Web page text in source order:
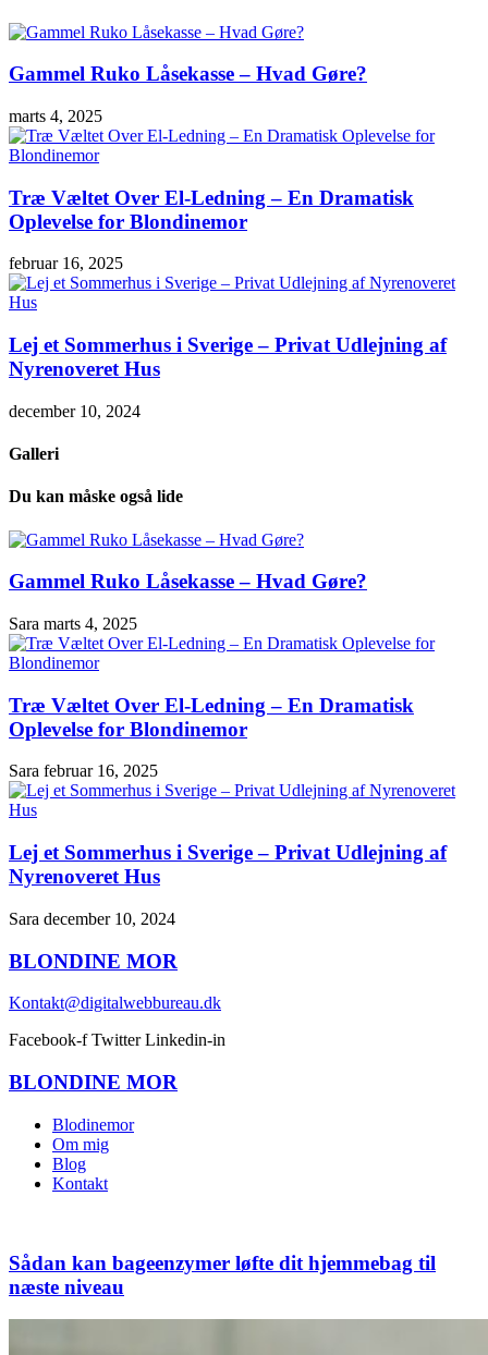
Gammel Ruko Låsekasse – Hvad Gøre?
marts 4, 2025
Træ Væltet Over El-Ledning – En Dramatisk
Oplevelse for Blondinemor
februar 16, 2025
Lej et Sommerhus i Sverige – Privat Udlejning af
Nyrenoveret Hus
december 10, 2024
Galleri
Du kan måske også lide
Gammel Ruko Låsekasse – Hvad Gøre?
Sara marts 4, 2025
Træ Væltet Over El-Ledning – En Dramatisk
Oplevelse for Blondinemor
Sara februar 16, 2025
Lej et Sommerhus i Sverige – Privat Udlejning af
Nyrenoveret Hus
Sara december 10, 2024
BLONDINE MOR
Kontakt@digitalwebbureau.dk
Facebook-f Twitter Linkedin-in
BLONDINE MOR
Blodinemor
Om mig
Blog
Kontakt
Sådan kan bageenzymer løfte dit hjemmebag til
næste niveau